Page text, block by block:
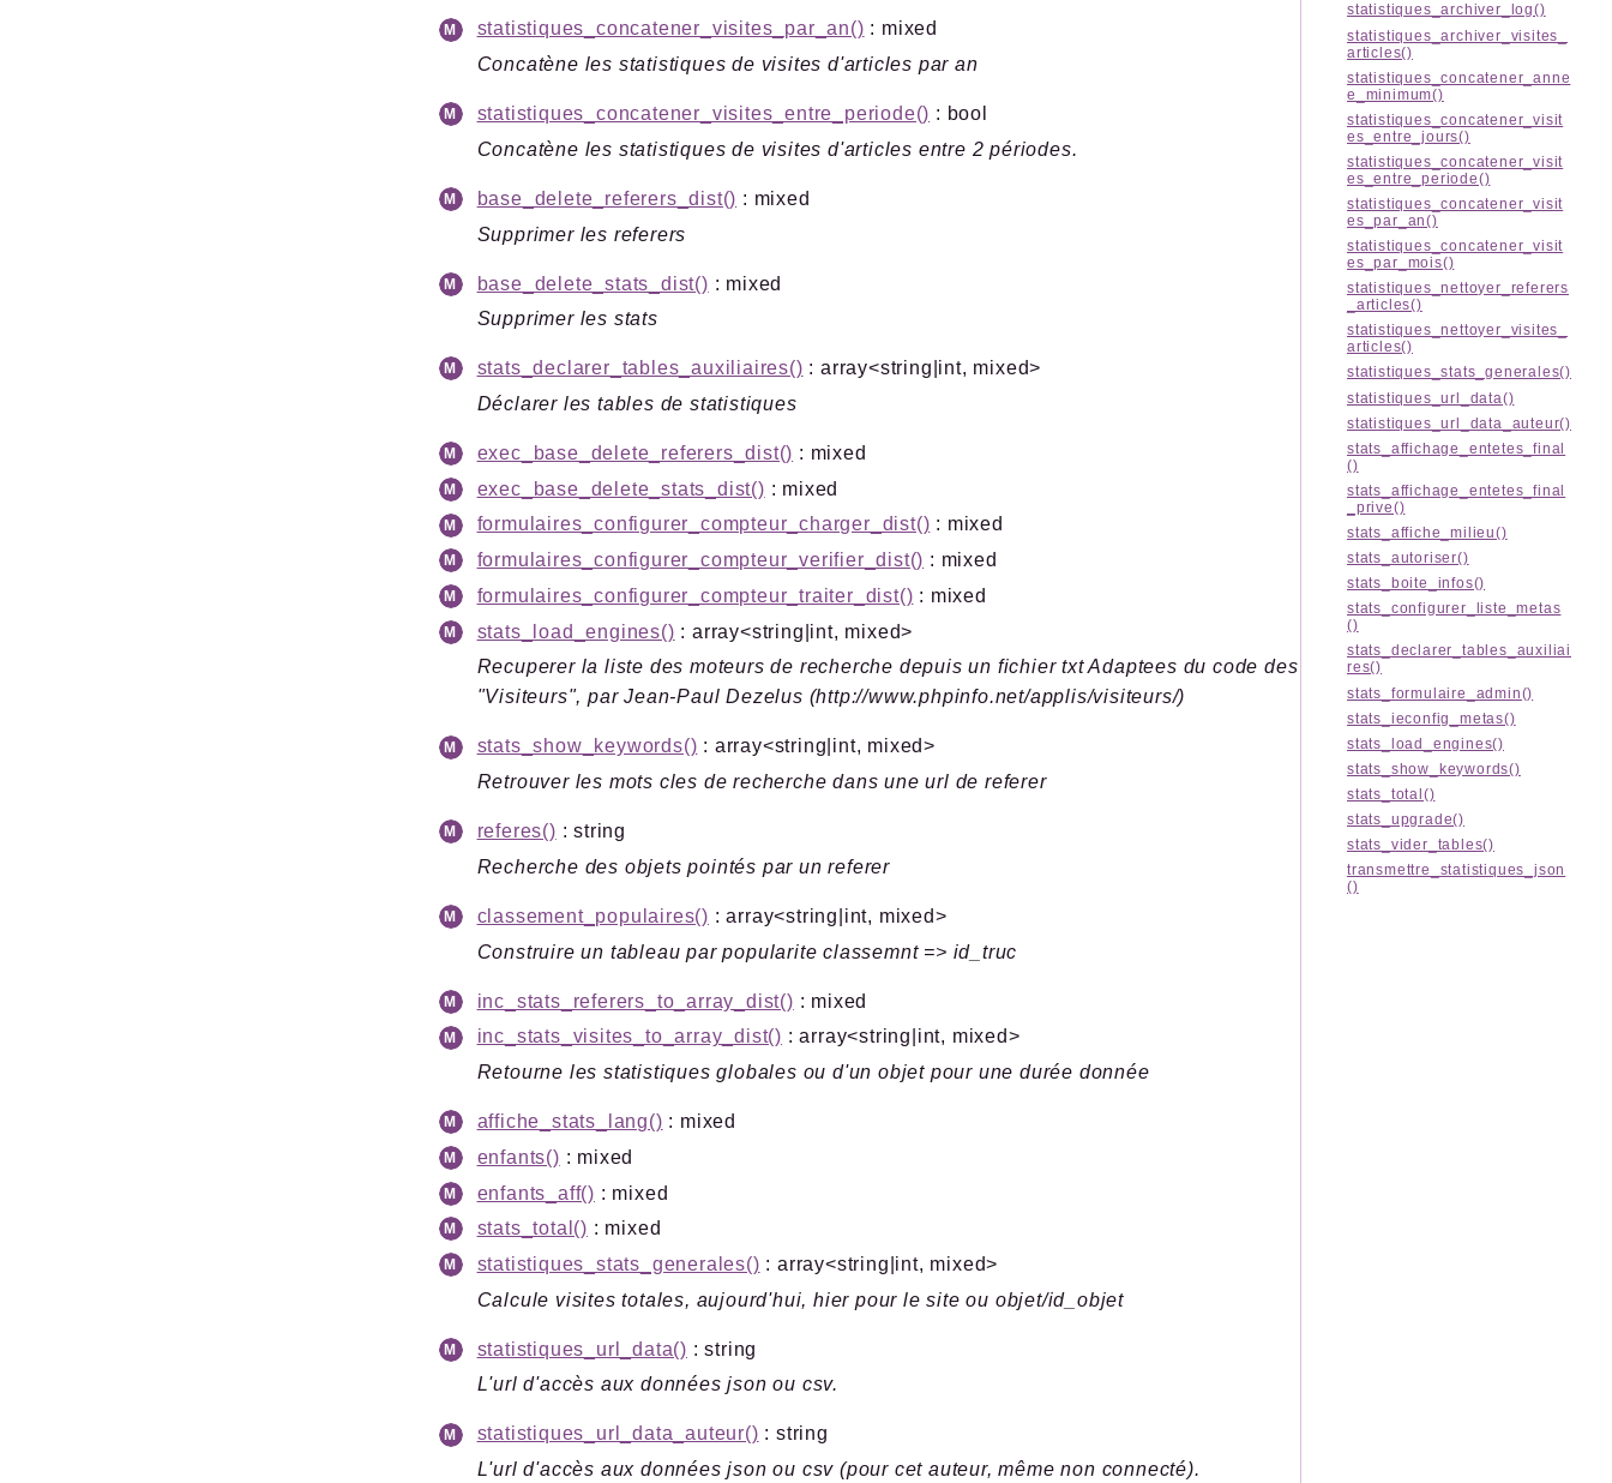
statistiques_concatener_visites_par_an() : mixed
Concatène les statistiques de visites d'articles par an
statistiques_concatener_visites_entre_periode() : bool
Concatène les statistiques de visites d'articles entre 2 périodes.
base_delete_referers_dist() : mixed
Supprimer les referers
base_delete_stats_dist() : mixed
Supprimer les stats
stats_declarer_tables_auxiliaires() : array<string|int, mixed>
Déclarer les tables de statistiques
exec_base_delete_referers_dist() : mixed
exec_base_delete_stats_dist() : mixed
formulaires_configurer_compteur_charger_dist() : mixed
formulaires_configurer_compteur_verifier_dist() : mixed
formulaires_configurer_compteur_traiter_dist() : mixed
stats_load_engines() : array<string|int, mixed>
Recuperer la liste des moteurs de recherche depuis un fichier txt Adaptees du code des
"Visiteurs", par Jean-Paul Dezelus (http://www.phpinfo.net/applis/visiteurs/)
stats_show_keywords() : array<string|int, mixed>
Retrouver les mots cles de recherche dans une url de referer
referes() : string
Recherche des objets pointés par un referer
classement_populaires() : array<string|int, mixed>
Construire un tableau par popularite classemnt => id_truc
inc_stats_referers_to_array_dist() : mixed
inc_stats_visites_to_array_dist() : array<string|int, mixed>
Retourne les statistiques globales ou d'un objet pour une durée donnée
affiche_stats_lang() : mixed
enfants() : mixed
enfants_aff() : mixed
stats_total() : mixed
statistiques_stats_generales() : array<string|int, mixed>
Calcule visites totales, aujourd'hui, hier pour le site ou objet/id_objet
statistiques_url_data() : string
L'url d'accès aux données json ou csv.
statistiques_url_data_auteur() : string
L'url d'accès aux données json ou csv (pour cet auteur, même non connecté).
statistiques_archiver_log()
statistiques_archiver_visites_
articles()
statistiques_concatener_anne
e_minimum()
statistiques_concatener_visit
es_entre_jours()
statistiques_concatener_visit
es_entre_periode()
statistiques_concatener_visit
es_par_an()
statistiques_concatener_visit
es_par_mois()
statistiques_nettoyer_referers
_articles()
statistiques_nettoyer_visites_
articles()
statistiques_stats_generales()
statistiques_url_data()
statistiques_url_data_auteur()
stats_affichage_entetes_final
()
stats_affichage_entetes_final
_prive()
stats_affiche_milieu()
stats_autoriser()
stats_boite_infos()
stats_configurer_liste_metas
()
stats_declarer_tables_auxiliai
res()
stats_formulaire_admin()
stats_ieconfig_metas()
stats_load_engines()
stats_show_keywords()
stats_total()
stats_upgrade()
stats_vider_tables()
transmettre_statistiques_json
()